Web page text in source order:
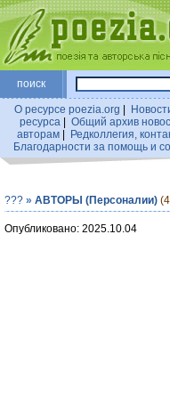
поиск
О ресурсе poezia.org
ресурса
Общий архив
авторам| Редколлегия,
Благодарности за помощь и
??? » АВТОРЫ (Персоналии)
Опубликовано: 2025.10.04